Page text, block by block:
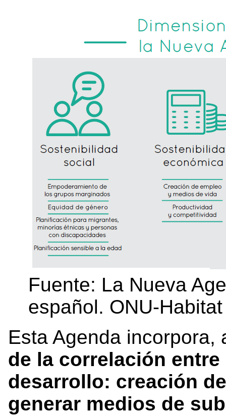
Fuente: La Nueva
español. ONU-
Esta Agenda incorpora,
de la correlación
desarrollo: creación
generar medios de